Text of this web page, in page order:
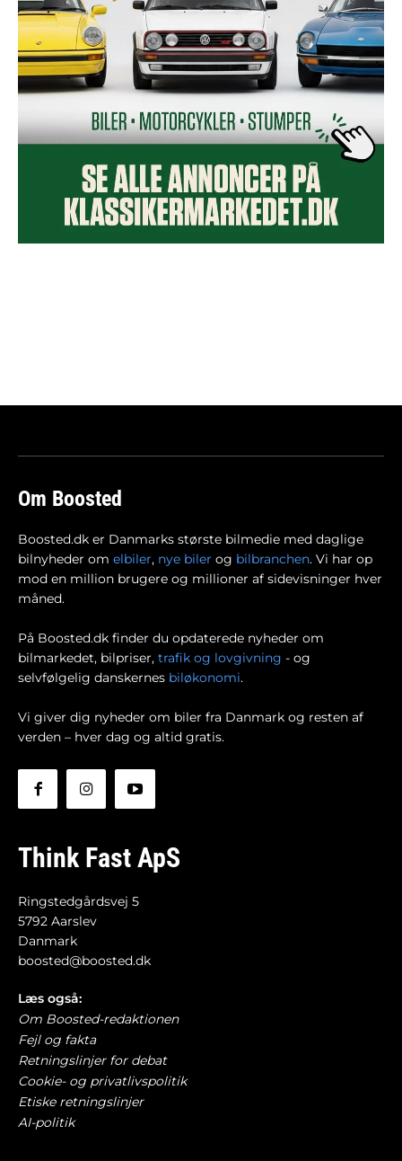
Om Boosted
Boosted.dk er Danmarks største bilmedie med daglige
bilnyheder om elbiler, nye biler og bilbranchen. Vi har op
mod en million brugere og millioner af sidevisninger hver
måned.
På Boosted.dk finder du opdaterede nyheder om
bilmarkedet, bilpriser, trafik og lovgivning - og
selvfølgelig danskernes biløkonomi.
Vi giver dig nyheder om biler fra Danmark og resten af
verden – hver dag og altid gratis.
Think Fast ApS
Ringstedgårdsvej 5
5792 Aarslev
Danmark
boosted@boosted.dk
Læs også:
Om Boosted-redaktionen
Fejl og fakta
Retningslinjer for debat
Cookie- og privatlivspolitik
Etiske retningslinjer
AI-politik